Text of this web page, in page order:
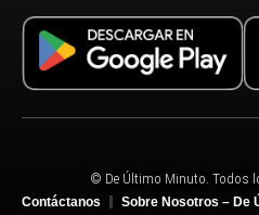
© De Último Minuto. Todos
Contáctanos
Sobre Nosotros – De